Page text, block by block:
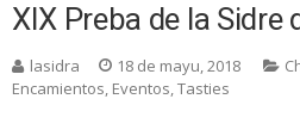
XIX Preba de la Sidre
lasidra 18 de mayu, 2018
Encamientos, Eventos,Tasties